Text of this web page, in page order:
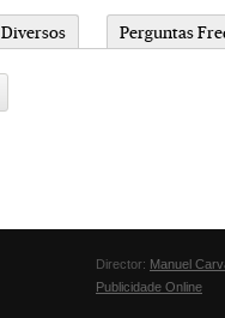
Diversos Perguntas
Director: Manuel
Publicidade Online